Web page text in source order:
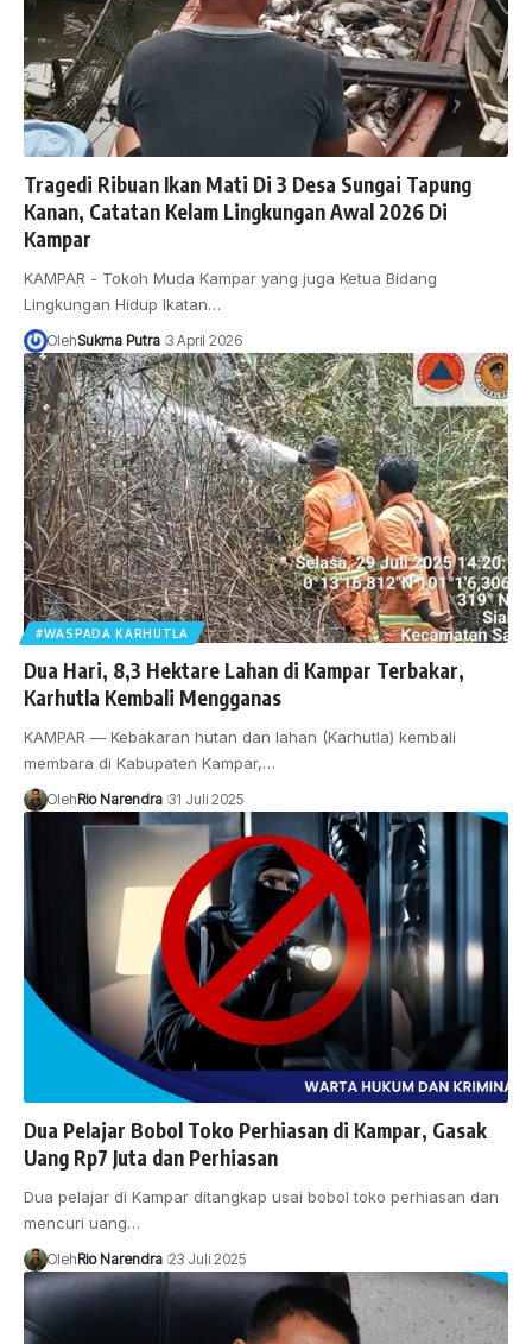
Tragedi Ribuan Ikan Mati Di 3 Desa Sungai Tapung
Kanan, Catatan Kelam Lingkungan Awal 2026 Di
Kampar
KAMPAR - Tokoh Muda Kampar yang juga Ketua Bidang
Lingkungan Hidup Ikatan…
OlehSukma Putra 3 April 2026
#WASPADA KARHUTLA
Dua Hari, 8,3 Hektare Lahan di Kampar Terbakar,
Karhutla Kembali Mengganas
KAMPAR — Kebakaran hutan dan lahan (Karhutla) kembali
membara di Kabupaten Kampar,…
OlehRio Narendra 31 Juli 2025
Dua Pelajar Bobol Toko Perhiasan di Kampar, Gasak
Uang Rp7 Juta dan Perhiasan
Dua pelajar di Kampar ditangkap usai bobol toko perhiasan dan
mencuri uang…
OlehRio Narendra 23 Juli 2025